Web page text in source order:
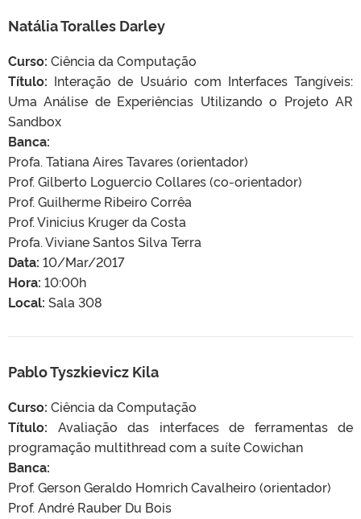
Natália Toralles Darley
Curso: Ciência da Computação
Título: Interação de Usuário com Interfaces Tangíveis:
Uma Análise de Experiências Utilizando o Projeto AR
Sandbox
Banca:
Profa. Tatiana Aires Tavares (orientador)
Prof. Gilberto Loguercio Collares (co-orientador)
Prof. Guilherme Ribeiro Corrêa
Prof. Vinicius Kruger da Costa
Profa. Viviane Santos Silva Terra
Data: 10/Mar/2017
Hora: 10:00h
Local: Sala 308
Pablo Tyszkievicz Kila
Curso: Ciência da Computação
Título: Avaliação das interfaces de ferramentas de
programação multithread com a suíte Cowichan
Banca:
Prof. Gerson Geraldo Homrich Cavalheiro (orientador)
Prof. André Rauber Du Bois